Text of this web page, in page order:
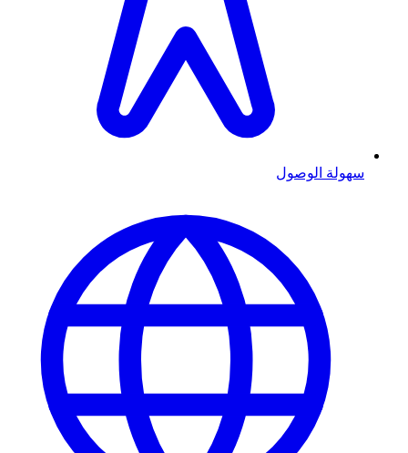
سهولة الوصول